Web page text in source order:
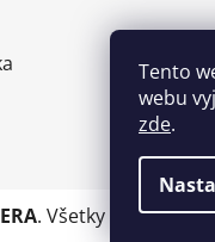
Tento
webu
zde.
. Všetky práva